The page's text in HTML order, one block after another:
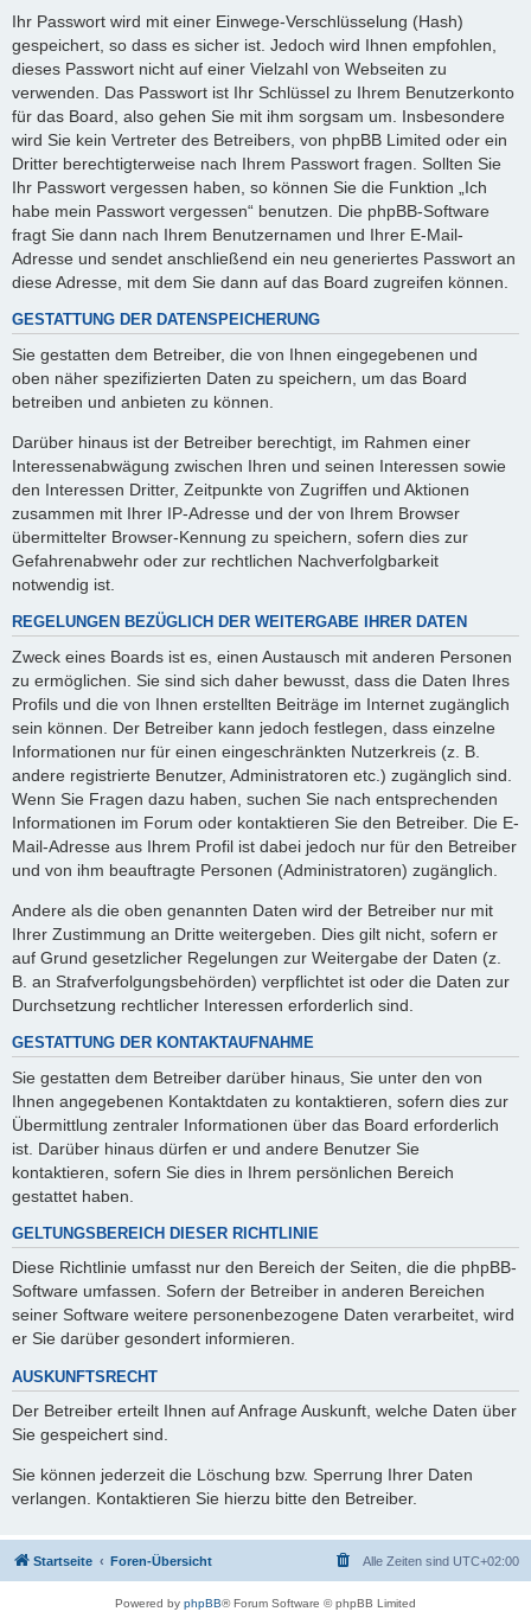
Ihr Passwort wird mit einer Einwege-Verschlüsselung (Hash)
gespeichert, so dass es sicher ist. Jedoch wird Ihnen empfohlen,
dieses Passwort nicht auf einer Vielzahl von Webseiten zu
verwenden. Das Passwort ist Ihr Schlüssel zu Ihrem Benutzerkonto
für das Board, also gehen Sie mit ihm sorgsam um. Insbesondere
wird Sie kein Vertreter des Betreibers, von phpBB Limited oder ein
Dritter berechtigterweise nach Ihrem Passwort fragen. Sollten Sie
Ihr Passwort vergessen haben, so können Sie die Funktion „Ich
habe mein Passwort vergessen“ benutzen. Die phpBB-Software
fragt Sie dann nach Ihrem Benutzernamen und Ihrer E-Mail-
Adresse und sendet anschließend ein neu generiertes Passwort an
diese Adresse, mit dem Sie dann auf das Board zugreifen können.
GESTATTUNG DER DATENSPEICHERUNG
Sie gestatten dem Betreiber, die von Ihnen eingegebenen und
oben näher spezifizierten Daten zu speichern, um das Board
betreiben und anbieten zu können.
Darüber hinaus ist der Betreiber berechtigt, im Rahmen einer
Interessenabwägung zwischen Ihren und seinen Interessen sowie
den Interessen Dritter, Zeitpunkte von Zugriffen und Aktionen
zusammen mit Ihrer IP-Adresse und der von Ihrem Browser
übermittelter Browser-Kennung zu speichern, sofern dies zur
Gefahrenabwehr oder zur rechtlichen Nachverfolgbarkeit
notwendig ist.
REGELUNGEN BEZÜGLICH DER WEITERGABE IHRER DATEN
Zweck eines Boards ist es, einen Austausch mit anderen Personen
zu ermöglichen. Sie sind sich daher bewusst, dass die Daten Ihres
Profils und die von Ihnen erstellten Beiträge im Internet zugänglich
sein können. Der Betreiber kann jedoch festlegen, dass einzelne
Informationen nur für einen eingeschränkten Nutzerkreis (z. B.
andere registrierte Benutzer, Administratoren etc.) zugänglich sind.
Wenn Sie Fragen dazu haben, suchen Sie nach entsprechenden
Informationen im Forum oder kontaktieren Sie den Betreiber. Die E-
Mail-Adresse aus Ihrem Profil ist dabei jedoch nur für den Betreiber
und von ihm beauftragte Personen (Administratoren) zugänglich.
Andere als die oben genannten Daten wird der Betreiber nur mit
Ihrer Zustimmung an Dritte weitergeben. Dies gilt nicht, sofern er
auf Grund gesetzlicher Regelungen zur Weitergabe der Daten (z.
B. an Strafverfolgungsbehörden) verpflichtet ist oder die Daten zur
Durchsetzung rechtlicher Interessen erforderlich sind.
GESTATTUNG DER KONTAKTAUFNAHME
Sie gestatten dem Betreiber darüber hinaus, Sie unter den von
Ihnen angegebenen Kontaktdaten zu kontaktieren, sofern dies zur
Übermittlung zentraler Informationen über das Board erforderlich
ist. Darüber hinaus dürfen er und andere Benutzer Sie
kontaktieren, sofern Sie dies in Ihrem persönlichen Bereich
gestattet haben.
GELTUNGSBEREICH DIESER RICHTLINIE
Diese Richtlinie umfasst nur den Bereich der Seiten, die die phpBB-
Software umfassen. Sofern der Betreiber in anderen Bereichen
seiner Software weitere personenbezogene Daten verarbeitet, wird
er Sie darüber gesondert informieren.
AUSKUNFTSRECHT
Der Betreiber erteilt Ihnen auf Anfrage Auskunft, welche Daten über
Sie gespeichert sind.
Sie können jederzeit die Löschung bzw. Sperrung Ihrer Daten
verlangen. Kontaktieren Sie hierzu bitte den Betreiber.
Startseite Foren-Übersicht Alle Zeiten sind UTC+02:00
Powered by phpBB® Forum Software © phpBB Limited